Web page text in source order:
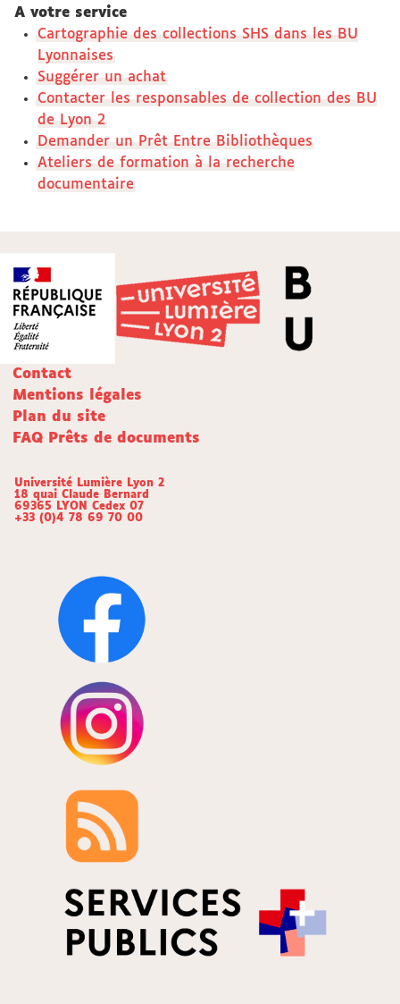
A votre service
Cartographie des collections SHS dans les BU
Lyonnaises
Suggérer un achat
Contacter les responsables de collection des BU
de Lyon 2
Demander un Prêt Entre Bibliothèques
Ateliers de formation à la recherche
documentaire
Contact
Mentions légales
Plan du site
FAQ Prêts de documents
Université Lumière Lyon 2
18 quai Claude Bernard
69365 LYON Cedex 07
+33 (0)4 78 69 70 00